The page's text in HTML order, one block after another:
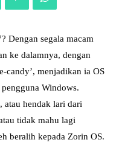
Dengan segala macam
ke dalamnya, dengan
candy’, menjadikan ia OS
pengguna Windows.
atau hendak lari dari
tidak mahu lagi
beralih kepada Zorin OS.